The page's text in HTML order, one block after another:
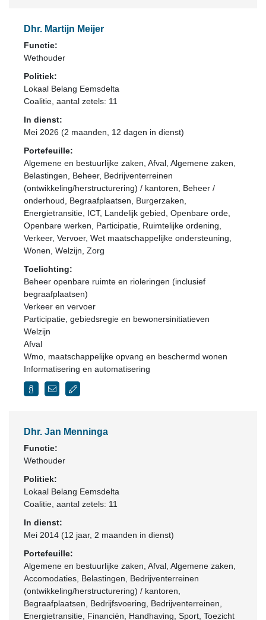
Dhr. Martijn Meijer
Functie:
Wethouder
Politiek:
Lokaal Belang Eemsdelta
Coalitie , aantal zetels: 11
In dienst:
Mei 2026 (2 maanden, 12 dagen in dienst)
Portefeuille:
Algemene en bestuurlijke zaken, Afval, Algemene zaken,
Belastingen, Beheer, Bedrijventerreinen
(ontwikkeling/herstructurering) / kantoren, Beheer /
onderhoud, Begraafplaatsen, Burgerzaken,
Energietransitie, ICT, Landelijk gebied, Openbare orde,
Openbare werken, Participatie, Ruimtelijke ordening,
Verkeer, Vervoer, Wet maatschappelijke ondersteuning,
Wonen, Welzijn, Zorg
Toelichting:
Beheer openbare ruimte en rioleringen (inclusief
begraafplaatsen)
Verkeer en vervoer
Participatie, gebiedsregie en bewonersinitiatieven
Welzijn
Afval
Wmo, maatschappelijke opvang en beschermd wonen
Informatisering en automatisering
Dhr. Jan Menninga
Functie:
Wethouder
Politiek:
Lokaal Belang Eemsdelta
Coalitie , aantal zetels: 11
In dienst:
Mei 2014 (12 jaar, 2 maanden in dienst)
Portefeuille:
Algemene en bestuurlijke zaken, Afval, Algemene zaken,
Accomodaties, Belastingen, Bedrijventerreinen
(ontwikkeling/herstructurering) / kantoren,
Begraafplaatsen, Bedrijfsvoering, Bedrijventerreinen,
Energietransitie, Financiën, Handhaving, Sport, Toezicht